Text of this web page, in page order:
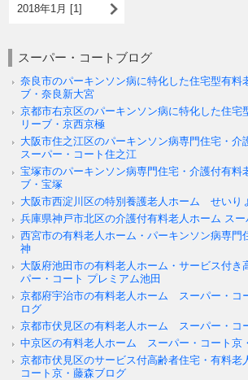
2018年1月 [1]
スーパー・コートブログ
奈良市のパーキンソン病に特化した住宅型有
ブ・奈良新大宮
京都市右京区のパーキンソン病に特化した住
リーブ・京西京極
大阪市住之江区のパーキンソン病専門住宅・
スーパー・コート住之江
宝塚市のパーキンソン病専門住宅・介護付有
ブ・宝塚
大阪市西淀川区の特別養護老人ホーム せいり
兵庫県神戸市北区の介護付有料老人ホーム ス
西宮市の有料老人ホーム・パーキンソン病専門
神
大阪府池田市の有料老人ホーム・サービス付
パー・コート プレミアム池田
京都府宇治市の有料老人ホーム スーパー・コ
ログ
京都市伏見区の有料老人ホーム スーパー・コ
中京区の有料老人ホーム スーパー・コート京
京都市伏見区のサービス付高齢者住宅・有料
コート京・藤森ブログ